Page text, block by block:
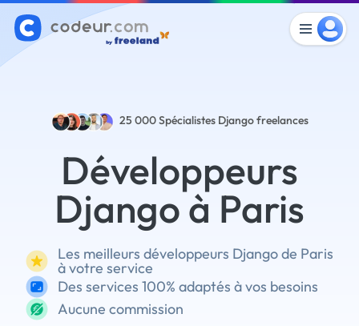
25 000Spécialistes Django freelances
Développeurs
Django à Paris
Les meilleurs développeurs Django de Paris
à votre service
Des services 100% adaptés à vos besoins
Aucune commission